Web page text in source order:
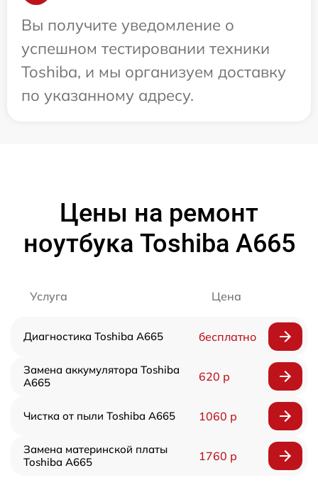
Вы получите уведомление о
успешном тестировании техники
Toshiba, и мы организуем доставку
по указанному адресу.
Цены на ремонт
ноутбука Toshiba A665
Услуга Цена
Диагностика Toshiba A665 бесплатно
Замена аккумулятора Toshiba
A665
620 р
Чистка от пыли Toshiba A665 1060 р
Замена материнской платы
Toshiba A665
1760 р